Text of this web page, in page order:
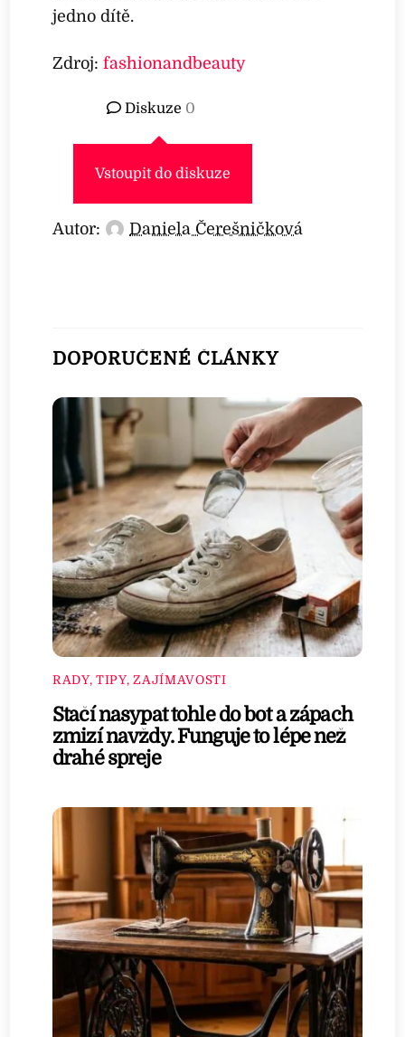
jedno dítě.
Zdroj:fashionandbeauty
Diskuze 0
Vstoupit do diskuze
Autor: Daniela Čerešničková
DOPORUČENÉ ČLÁNKY
RADY, TIPY, ZAJÍMAVOSTI
Stačí nasypat tohle do bot a zápach
zmizí navždy. Funguje to lépe než
drahé spreje